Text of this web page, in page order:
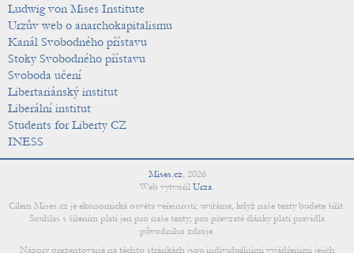
Ludwig von Mises Institute
Urzův web o anarchokapitalismu
Kanál Svobodného přístavu
Stoky Svobodného přístavu
Svoboda učení
Libertariánský institut
Liberální institut
Students for Liberty CZ
INESS
Mises.cz, 2026
Web vytvořil Urza.
Cílem Mises.cz je ekonomická osvěta veřejnosti; uvítáme, když naše texty budete šířit.
Souhlas s šířením platí jen pro naše texty; pro převzaté články platí pravidla
původního zdroje.
Názory prezentované na těchto stránkách jsou individuálními vyjádřeními jejich